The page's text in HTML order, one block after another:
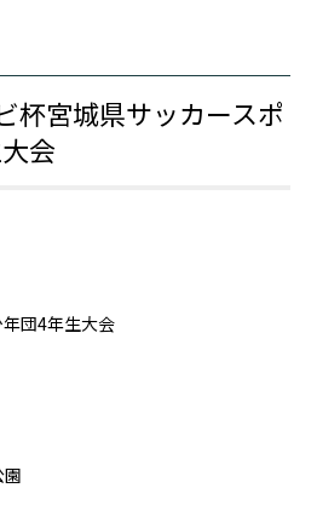
杯宮城県サッカースポ
会
団4年生大会